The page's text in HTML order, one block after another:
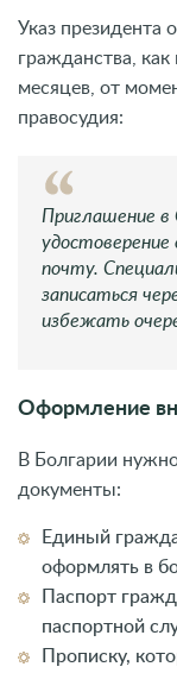
Указ президента
гражданства,
месяцев, от
правосудия:
Приглашение
почту.
записаться
избежать
Оформление
В Болгарии
документы:
Единый
оформлять в
Паспорт
паспортной
Прописку,